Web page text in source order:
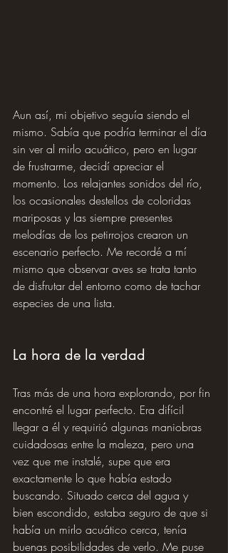
Aun así, mi objetivo seguía siendo el
mismo. Sabía que podría terminar el día
sin ver al mirlo acuático, pero en lugar
de frustrarme, decidí apreciar el
momento. Los relajantes sonidos del río,
los ocasionales destellos de coloridas
mariposas y las siempre presentes
melodías de los petirrojos crearon un
escenario perfecto. Me recordé a mí
mismo que observar aves se trata tanto
de disfrutar del entorno como de tachar
especies de una lista.
La hora de la verdad
Tras más de una hora explorando, por fin
encontré el lugar perfecto. Era difícil
llegar a él y requirió algunas maniobras
cuidadosas entre la maleza, pero una
vez que me instalé, supe que era
exactamente lo que había estado
buscando. Situado cerca del agua y
bien escondido, estaba seguro de que si
había un mirlo acuático cerca, tenía
buenas posibilidades de verlo. Me puse